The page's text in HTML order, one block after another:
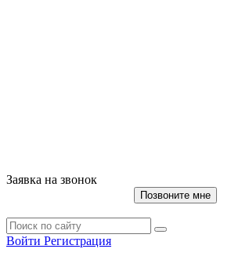
Заявка на звонок
Позвоните мне
Войти Регистрация